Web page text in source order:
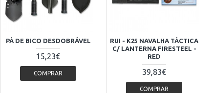
PÁ DE BICO DESDOBRÁVEL
15,23€
COMPRAR
RUI - K25 NAVALHA TÁCTICA
C/ LANTERNA FIRESTEEL -
RED
39,83€
COMPRAR